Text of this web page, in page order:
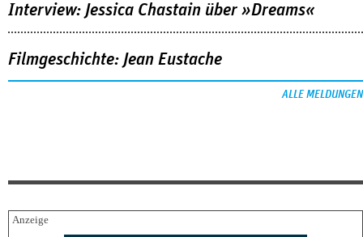
Interview: Jessica Chastain über »Dreams«
Filmgeschichte: Jean Eustache
ALLE MELDUNGEN